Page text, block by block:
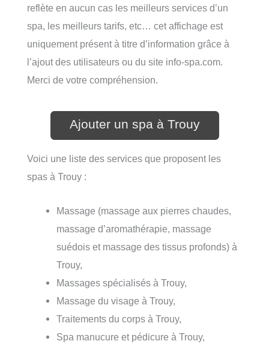
reflète en aucun cas les meilleurs services d’un
spa, les meilleurs tarifs, etc… cet affichage est
uniquement présent à titre d’information grâce à
l’ajout des utilisateurs ou du site info-spa.com.
Merci de votre compréhension.
Ajouter un spa à Trouy
Voici une liste des services que proposent les
spas à Trouy :
Massage (massage aux pierres chaudes,
massage d’aromathérapie, massage
suédois et massage des tissus profonds) à
Trouy,
Massages spécialisés à Trouy,
Massage du visage à Trouy,
Traitements du corps à Trouy,
Spa manucure et pédicure à Trouy,